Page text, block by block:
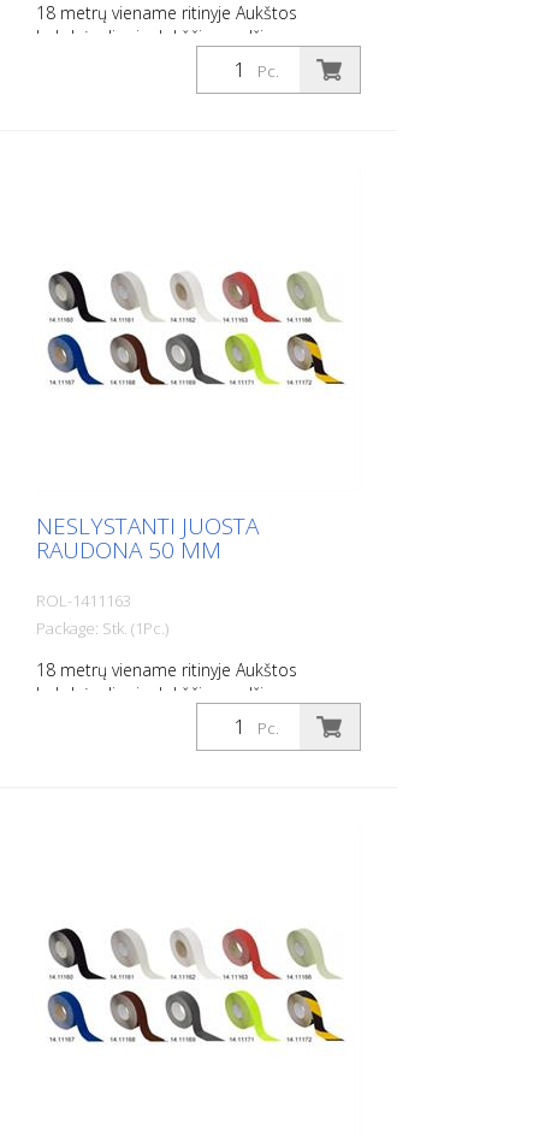
18 metrų viename ritinyje Aukštos
kokybės, lipni, plokščia medžiaga,
pasižyminti maksimaliu sukibimu ir puikiu
prisitaikymu. Idealiai tinka kloti ant
Pc.
NESLYSTANTI JUOSTA
RAUDONA 50 MM
ROL-1411163
Package: Stk. (1Pc.)
18 metrų viename ritinyje Aukštos
kokybės, lipni, plokščia medžiaga,
pasižyminti maksimaliu sukibimu ir puikiu
prisitaikymu. Idealiai tinka kloti ant
Pc.